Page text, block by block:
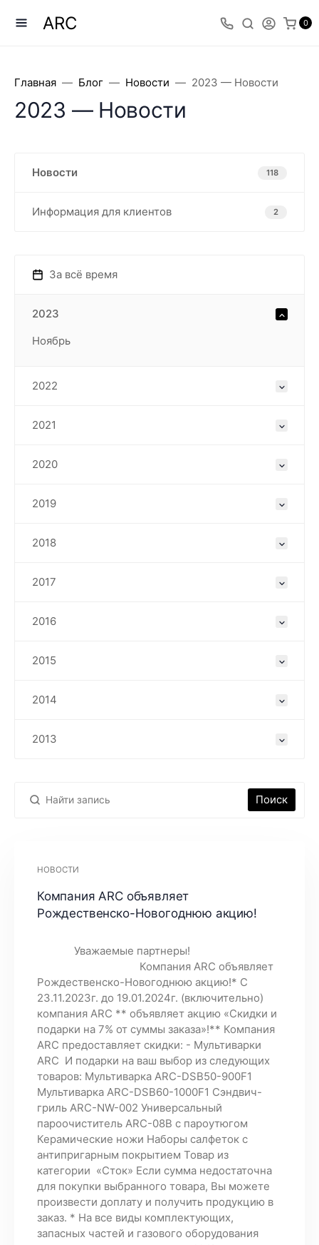
ARC 0
Главная Блог Новости 2023 — Новости
2023 — Новости
Новости 118
Информация для клиентов 2
За всё время
2023
Ноябрь
2022
2021
2020
2019
2018
2017
2016
2015
2014
2013
Поиск
НОВОСТИ
Компания ARC объявляет
Рождественско-Новогоднюю акцию!
Уважаемые партнеры!
Компания ARC объявляет
Рождественско-Новогоднюю акцию!* С
23.11.2023г. до 19.01.2024г. (включительно)
компания ARC ** объявляет акцию «Скидки и
подарки на 7% от суммы заказа»!** Компания
ARC предоставляет скидки: - Мультиварки
ARC И подарки на ваш выбор из следующих
товаров: Мультиварка ARC-DSB50-900F1
Мультиварка ARC-DSB60-1000F1 Сэндвич-
гриль ARC-NW-002 Универсальный
пароочиститель ARC-08B с пароутюгом
Керамические ножи Наборы салфеток с
антипригарным покрытием Товар из
категории «Сток» Если сумма недостаточна
для покупки выбранного товара, Вы можете
произвести доплату и получить продукцию в
заказ. * На все виды комплектующих,
запасных частей и газового оборудования